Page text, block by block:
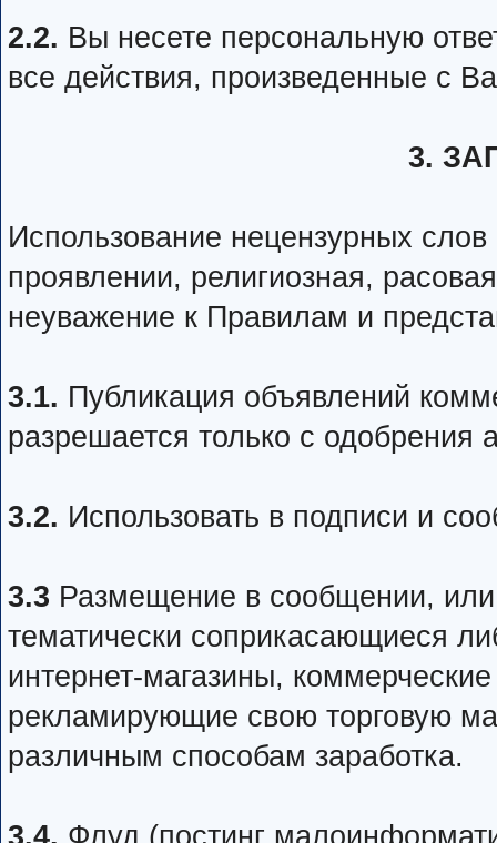
2.2. Вы несете персональную
все действия, произведенные с
3.
Использование нецензурных
проявлении, религиозная,
неуважение к Правилам и
3.1. Публикация объявлений
разрешается только с одобрения
3.2. Использовать в подписи и
3.3 Размещение в сообщении,
тематически соприкасающиеся
интернет-магазины,
рекламирующие свою торговую
различным способам заработка.
3.4. Флуд (постинг